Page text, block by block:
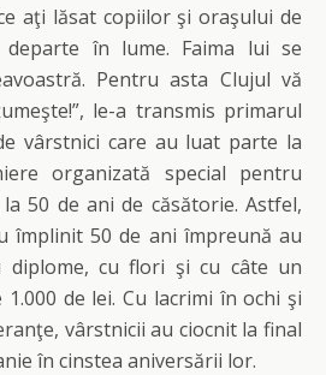
aţi lăsat copiilor şi oraşului de
în lume. Faima lui se
Pentru asta Clujul vă
le-a transmis primarul
vârstnici care au luat parte la
organizată special pentru
50 de ani de căsătorie. Astfel,
împlinit 50 de ani împreună au
cu flori şi cu câte un
de lei. Cu lacrimi în ochi şi
vârstnicii au ciocnit la final
în cinstea aniversării lor.